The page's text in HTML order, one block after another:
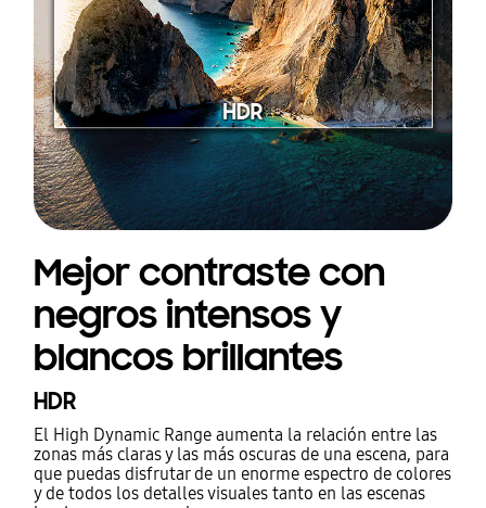
Mejor contraste con
negros intensos y
blancos brillantes
HDR
El High Dynamic Range aumenta la relación entre las
zonas más claras y las más oscuras de una escena, para
que puedas disfrutar de un enorme espectro de colores
y de todos los detalles visuales tanto en las escenas